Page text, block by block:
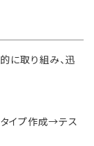
に取り組み、迅
イプ作成→テス